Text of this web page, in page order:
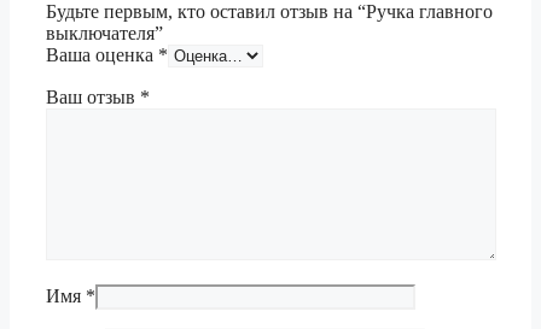
Будьте первым, кто оставил отзыв на “Ручка главного
выключателя”
Ваша оценка *
Ваш отзыв *
Имя *